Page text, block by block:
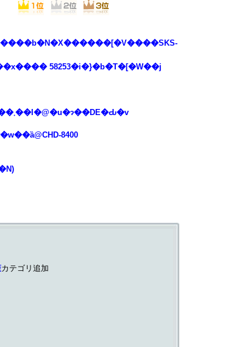
58253�i�}�b�T�[�W��j
�`�������ق����Ă���܂��I�@�u�ɂ��DE�Ԃ�v
8400
カテゴリ追加